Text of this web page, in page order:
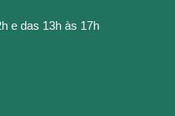
e das 13h às 17h